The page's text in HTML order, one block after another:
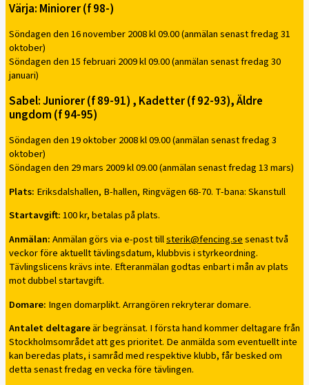
Värja: Miniorer (f 98-)
Söndagen den 16 november 2008 kl 09.00 (anmälan senast fredag 31
oktober)
Söndagen den 15 februari 2009 kl 09.00 (anmälan senast fredag 30
januari)
Sabel: Juniorer (f 89-91) , Kadetter (f 92-93), Äldre
ungdom (f 94-95)
Söndagen den 19 oktober 2008 kl 09.00 (anmälan senast fredag 3
oktober)
Söndagen den 29 mars 2009 kl 09.00 (anmälan senast fredag 13 mars)
Plats: Eriksdalshallen, B-hallen, Ringvägen 68-70. T-bana: Skanstull
Startavgift:100 kr, betalas på plats.
Anmälan:Anmälan görs via e-post tillsterik@fencing.sesenast två
veckor före aktuellt tävlingsdatum, klubbvis i styrkeordning.
Tävlingslicens krävs inte. Efteranmälan godtas enbart i mån av plats
mot dubbel startavgift.
Domare: Ingen domarplikt. Arrangören rekryterar domare.
Antalet deltagareär begränsat. I första hand kommer deltagare från
Stockholmsområdet att ges prioritet. De anmälda som eventuellt inte
kan beredas plats, i samråd med respektive klubb, får besked om
detta senast fredag en vecka före tävlingen.